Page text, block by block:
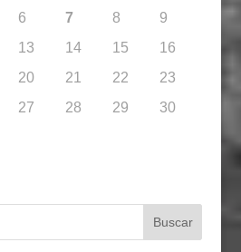
6 7 8
9
13 14 15
16
20 21 22
23
27 28 29
30